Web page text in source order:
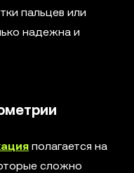
пальцев или
надежна и
полагается на
сложно